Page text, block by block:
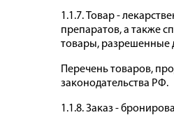
1.1.7. Товар -
препаратов, а также
товары, разрешенные
Перечень товаров,
законодательства РФ.
1.1.8. Заказ -